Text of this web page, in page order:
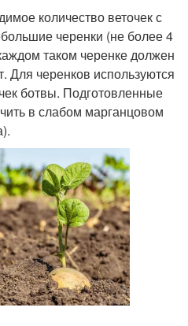
количество веточек с
черенки (не более 4
таком черенке должен
Для черенков используются
ботвы. Подготовленные
в слабом марганцовом